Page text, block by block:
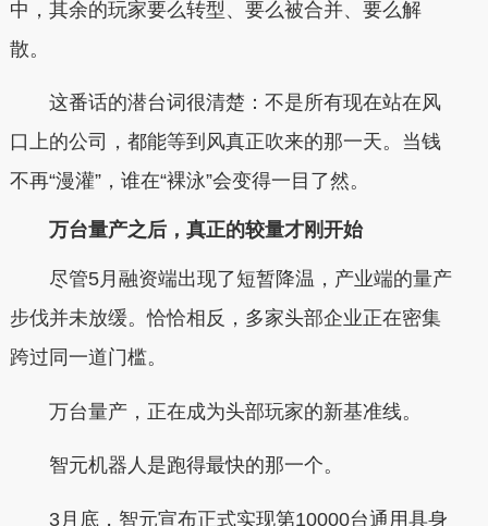
中，其余的玩家要么转型、要么被合并、要么解
散。
这番话的潜台词很清楚：不是所有现在站在风
口上的公司，都能等到风真正吹来的那一天。当钱
不再“漫灌”，谁在“裸泳”会变得一目了然。
万台量产之后，真正的较量才刚开始
尽管5月融资端出现了短暂降温，产业端的量产
步伐并未放缓。恰恰相反，多家头部企业正在密集
跨过同一道门槛。
万台量产，正在成为头部玩家的新基准线。
智元机器人是跑得最快的那一个。
3月底，智元宣布正式实现第10000台通用具身